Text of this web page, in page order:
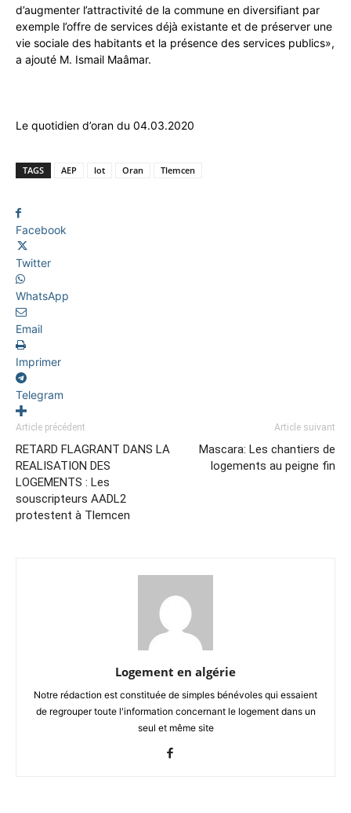
d’augmenter l’attractivité de la commune en diversifiant par
exemple l’offre de services déjà existante et de préserver une
vie sociale des habitants et la présence des services publics»,
a ajouté M. Ismail Maâmar.
Le quotidien d’oran du 04.03.2020
TAGS AEP lot Oran Tlemcen
Facebook
Twitter
WhatsApp
Email
Imprimer
Telegram
Article précédent
RETARD FLAGRANT DANS LA
REALISATION DES
LOGEMENTS : Les
souscripteurs AADL2
protestent à Tlemcen
Article suivant
Mascara: Les chantiers de
logements au peigne fin
Logement en algérie
Notre rédaction est constituée de simples bénévoles qui essaient
de regrouper toute l'information concernant le logement dans un
seul et même site